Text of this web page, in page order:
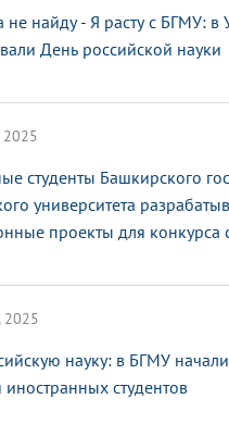
не найду - Я расту с БГМУ: в
День российской науки
2025
студенты Башкирского
университета
проекты для конкурса
2025
науку: в БГМУ
студентов